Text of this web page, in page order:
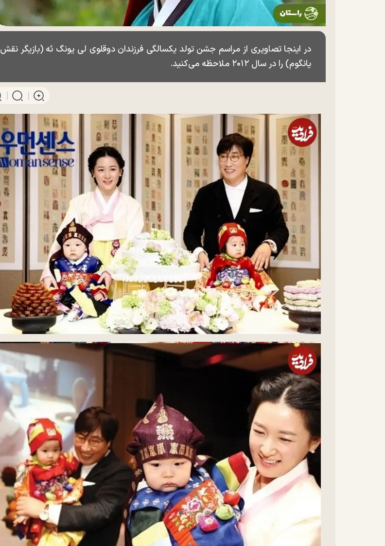
در اینجا تصاویری از مراسم جشن تولد یکسالگی فرزندان دوقلوی لی یونگ ئه (بازیگر نقش
یانگوم) را در سال ۲۰۱۲ ملاحظه می‌کنید.